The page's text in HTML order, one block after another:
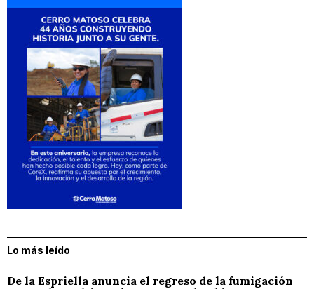
Lo más leído
De la Espriella anuncia el regreso de la fumigación